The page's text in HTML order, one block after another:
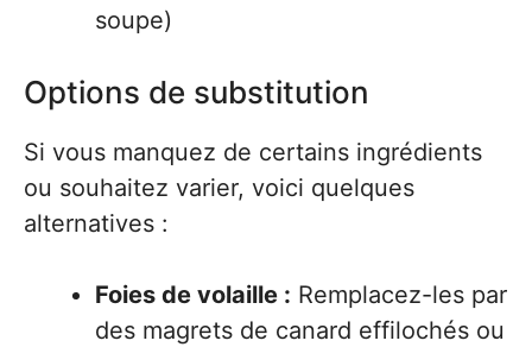
soupe)
Options de substitution
Si vous manquez de certains ingrédients
ou souhaitez varier, voici quelques
alternatives :
Foies de volaille : Remplacez-les par
des magrets de canard effilochés ou